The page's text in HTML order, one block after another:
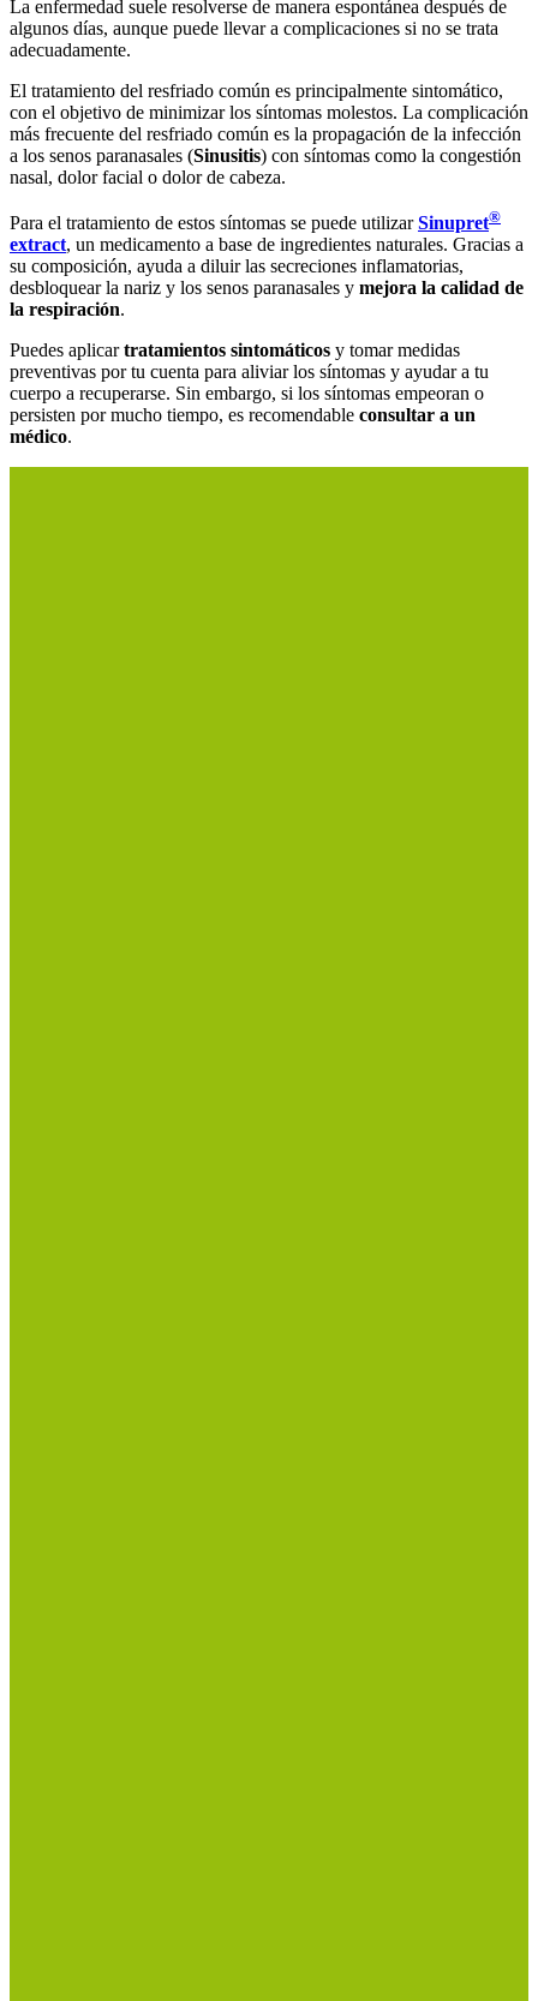
La enfermedad suele resolverse de manera espontánea después de
algunos días, aunque puede llevar a complicaciones si no se trata
adecuadamente.
El tratamiento del resfriado común es principalmente sintomático,
con el objetivo de minimizar los síntomas molestos. La complicación
más frecuente del resfriado común es la propagación de la infección
a los senos paranasales (Sinusitis) con síntomas como la congestión
nasal, dolor facial o dolor de cabeza.
Para el tratamiento de estos síntomas se puede utilizarSinupret®
extract, un medicamento a base de ingredientes naturales. Gracias a
su composición, ayuda a diluir las secreciones inflamatorias,
desbloquear la nariz y los senos paranasales y mejora la calidad de
la respiración.
Puedes aplicartratamientos sintomáticos y tomar medidas
preventivas por tu cuenta para aliviar los síntomas y ayudar a tu
cuerpo a recuperarse. Sin embargo, si los síntomas empeoran o
persisten por mucho tiempo, es recomendable consultar a un
médico.